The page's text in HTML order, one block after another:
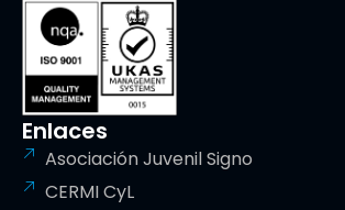
Enlaces
Asociación Juvenil Signo
CERMI CyL